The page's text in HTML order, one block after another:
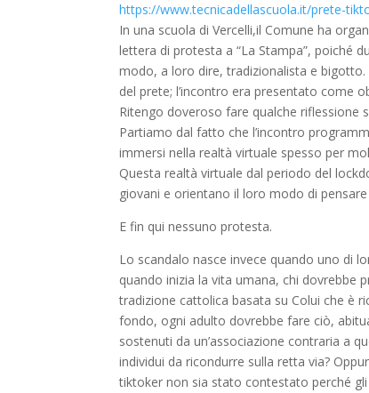
https://www.tecnicadellascuola.it/prete-
In una scuola di Vercelli,il Comune ha
lettera di protesta a “La Stampa”, poiché
modo, a loro dire, tradizionalista e
del prete; l’incontro era presentato come
Ritengo doveroso fare qualche riflessione
Partiamo dal fatto che l’incontro
immersi nella realtà virtuale spesso per
Questa realtà virtuale dal periodo del
giovani e orientano il loro modo di
E fin qui nessuno protesta.
Lo scandalo nasce invece quando uno di
quando inizia la vita umana, chi dovrebbe
tradizione cattolica basata su Colui che è
fondo, ogni adulto dovrebbe fare ciò,
sostenuti da un’associazione contraria a
individui da ricondurre sulla retta via?
tiktoker non sia stato contestato perché